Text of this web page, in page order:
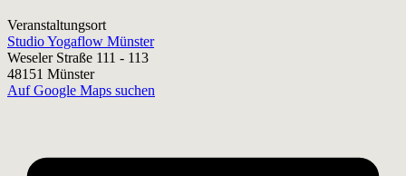
Veranstaltungsort
Studio Yogaflow Münster
Weseler Straße 111 - 113
48151 Münster
Auf Google Maps suchen